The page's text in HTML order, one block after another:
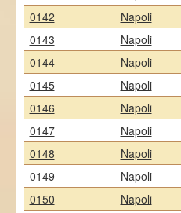
0142
Napoli
0143
Napoli
0144
Napoli
0145
Napoli
0146
Napoli
0147
Napoli
0148
Napoli
0149
Napoli
0150
Napoli